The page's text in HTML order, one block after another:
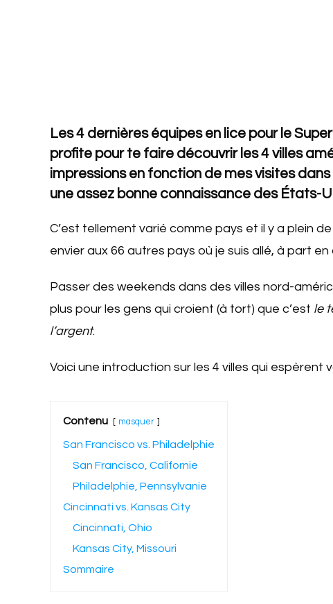
Les 4 dernières équipes en lice pour le
profite pour te faire découvrir les 4 villes
impressions en fonction de mes visites dans
une assez bonne connaissance des États-
C’est tellement varié comme pays et il y a plein
envier aux 66 autres pays où je suis allé, à part
Passer des weekends dans des villes nord-
plus pour les gens qui croient (à tort) que c’est le
l’argent.
Voici une introduction sur les 4 villes qui espèrent
Contenu masquer
San Francisco vs. Philadelphie
San Francisco, Californie
Philadelphie, Pennsylvanie
Cincinnati vs. Kansas City
Cincinnati, Ohio
Kansas City, Missouri
Sommaire